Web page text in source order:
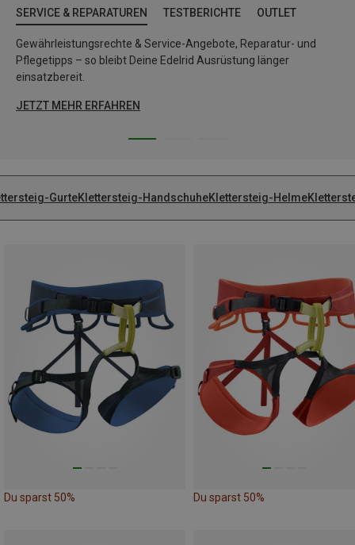
SERVICE & REPARATUREN TESTBERICHTE OUTLET
Gewährleistungsrechte & Service-Angebote, Reparatur- und
Pflegetipps – so bleibt Deine Edelrid Ausrüstung länger
einsatzbereit.
JETZT MEHR ERFAHREN
GurteKlettersteig-HandschuheKlettersteig-Helme
Du sparst 50% Du sparst 50%